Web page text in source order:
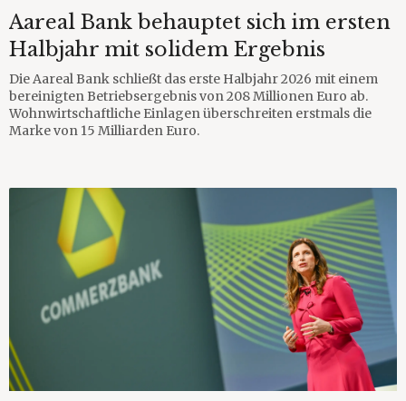
Aareal Bank behauptet sich im ersten
Halbjahr mit solidem Ergebnis
Die Aareal Bank schließt das erste Halbjahr 2026 mit einem
bereinigten Betriebsergebnis von 208 Millionen Euro ab.
Wohnwirtschaftliche Einlagen überschreiten erstmals die
Marke von 15 Milliarden Euro.